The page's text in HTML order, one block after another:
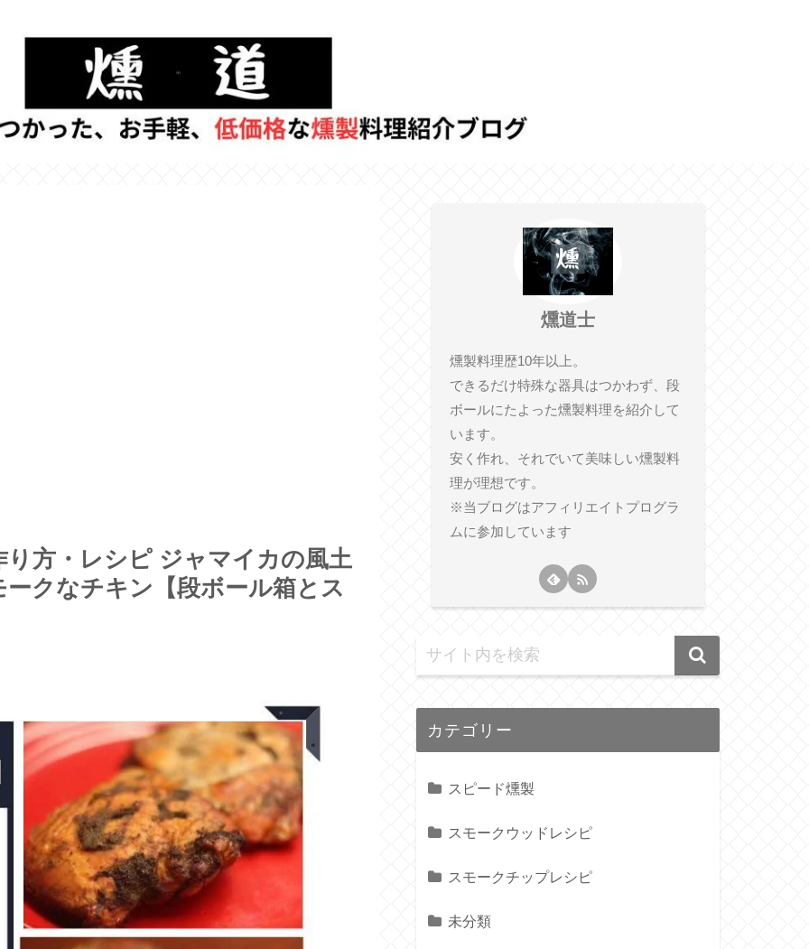
方・レシピ ジャマイカの風土
クなチキン【段ボール箱とス
燻道士
燻製料理歴10年以上。
できるだけ特殊な器具はつかわず、段
ボールにたよった燻製料理を紹介して
います。
安く作れ、それでいて美味しい燻製料
理が理想です。
※当ブログはアフィリエイトプログラ
ムに参加しています
カテゴリー
スピード燻製
スモークウッドレシピ
スモークチップレシピ
未分類